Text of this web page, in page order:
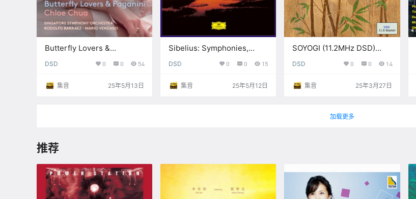
Butterfly Lovers &
DSD)
DSD 0 0 54
集音 25年5月13日
Sibelius: Symphonies,
Orchestral Works【M】
(2.8MHz DSD)
DSD 0 0 15
集音 25年5月12日
SOYOGI (11.2MHz DSD)
DSD 0 0 14
集音 25年3月27日
加载更多
推荐